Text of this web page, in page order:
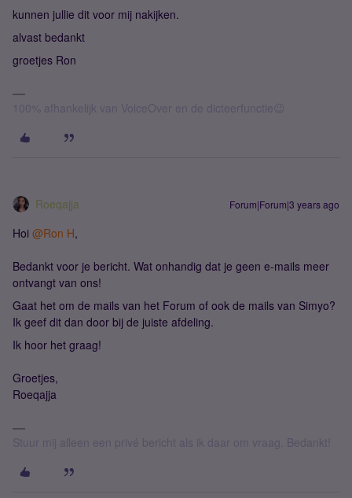
kunnen jullie dit voor mij nakijken.
alvast bedankt
groetjes Ron
100% afhankelijk van VoiceOver en de dicteerfunctie😉
Roeqajja Forum|Forum|3 years ago
Hoi @Ron H,
Bedankt voor je bericht. Wat onhandig dat je geen e-mails meer
ontvangt van ons!
Gaat het om de mails van het Forum of ook de mails van Simyo?
Ik geef dit dan door bij de juiste afdeling.
Ik hoor het graag!
Groetjes,
Roeqajja
Stuur mij alleen een privé bericht als ik daar om vraag. Bedankt!